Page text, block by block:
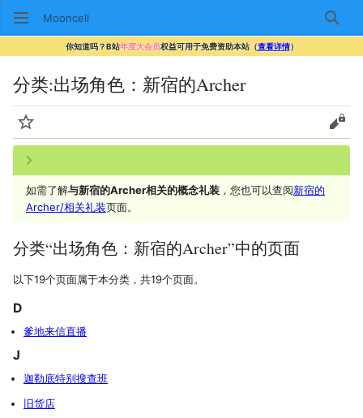
Mooncell 搜索
你知道吗？B站年度大会员权益可用于免费资助本站（查看详情）
分类:出场角色：新宿的Archer
监视 查看
如需了解与新宿的Archer相关的概念礼装 ，您也可以查阅新宿的
Archer/相关礼装页面。
分类“出场角色：新宿的Archer”中的页面
以下19个页面属于本分类，共19个页面。
D
爹地来信直播
J
迦勒底特别搜查班
旧货店